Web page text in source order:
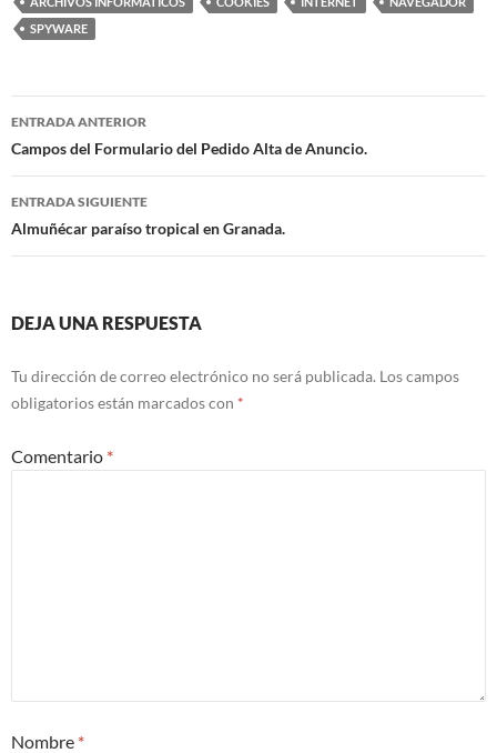
SPYWARE
Navegación
de
entradas
ENTRADA ANTERIOR
Campos del Formulario del Pedido Alta de Anuncio.
ENTRADA SIGUIENTE
Almuñécar paraíso tropical en Granada.
DEJA UNA RESPUESTA
Tu dirección de correo electrónico no será publicada. Los campos
obligatorios están marcados con *
Comentario *
Nombre *